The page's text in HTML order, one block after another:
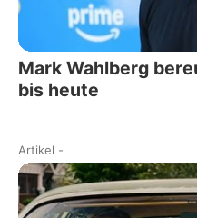
Mark Wahlberg
bis heute
Artikel -